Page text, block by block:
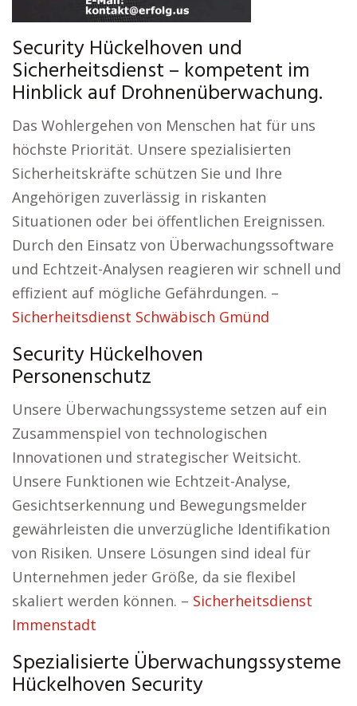
Security Hückelhoven und
Sicherheitsdienst – kompetent im
Hinblick auf Drohnenüberwachung.
Das Wohlergehen von Menschen hat für uns
höchste Priorität. Unsere spezialisierten
Sicherheitskräfte schützen Sie und Ihre
Angehörigen zuverlässig in riskanten
Situationen oder bei öffentlichen Ereignissen.
Durch den Einsatz von Überwachungssoftware
und Echtzeit-Analysen reagieren wir schnell und
effizient auf mögliche Gefährdungen. –
Sicherheitsdienst Schwäbisch Gmünd
Security Hückelhoven
Personenschutz
Unsere Überwachungssysteme setzen auf ein
Zusammenspiel von technologischen
Innovationen und strategischer Weitsicht.
Unsere Funktionen wie Echtzeit-Analyse,
Gesichtserkennung und Bewegungsmelder
gewährleisten die unverzügliche Identifikation
von Risiken. Unsere Lösungen sind ideal für
Unternehmen jeder Größe, da sie flexibel
skaliert werden können. – Sicherheitsdienst
Immenstadt
Spezialisierte Überwachungssysteme
Hückelhoven Security